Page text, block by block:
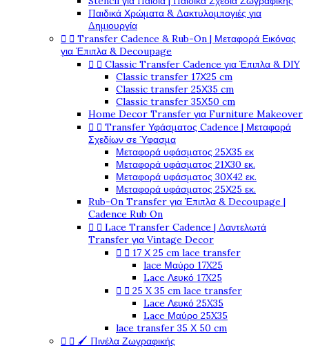
Παιδικά Χρώματα & Δακτυλομπογιές για
Δημιουργία
  Transfer Cadence & Rub-On | Μεταφορά Εικόνας
για Έπιπλα & Decoupage
  Classic Transfer Cadence για Έπιπλα & DIY
Classic transfer 17Χ25 cm
Classic transfer 25Χ35 cm
Classic transfer 35Χ50 cm
Home Decor Transfer για Furniture Makeover
  Transfer Υφάσματος Cadence | Μεταφορά
Σχεδίων σε Ύφασμα
Μεταφορά υφάσματος 25Χ35 εκ
Μεταφορά υφάσματος 21Χ30 εκ.
Μεταφορά υφάσματος 30Χ42 εκ.
Μεταφορά υφάσματος 25Χ25 εκ.
Rub-On Transfer για Έπιπλα & Decoupage |
Cadence Rub On
  Lace Transfer Cadence | Δαντελωτά
Transfer για Vintage Decor
  17 Χ 25 cm lace transfer
lace Μαύρο 17X25
Lace Λευκό 17X25
  25 X 35 cm lace transfer
Lace Λευκό 25X35
Lace Μαύρο 25X35
lace transfer 35 Χ 50 cm
  🖌️ Πινέλα Ζωγραφικής